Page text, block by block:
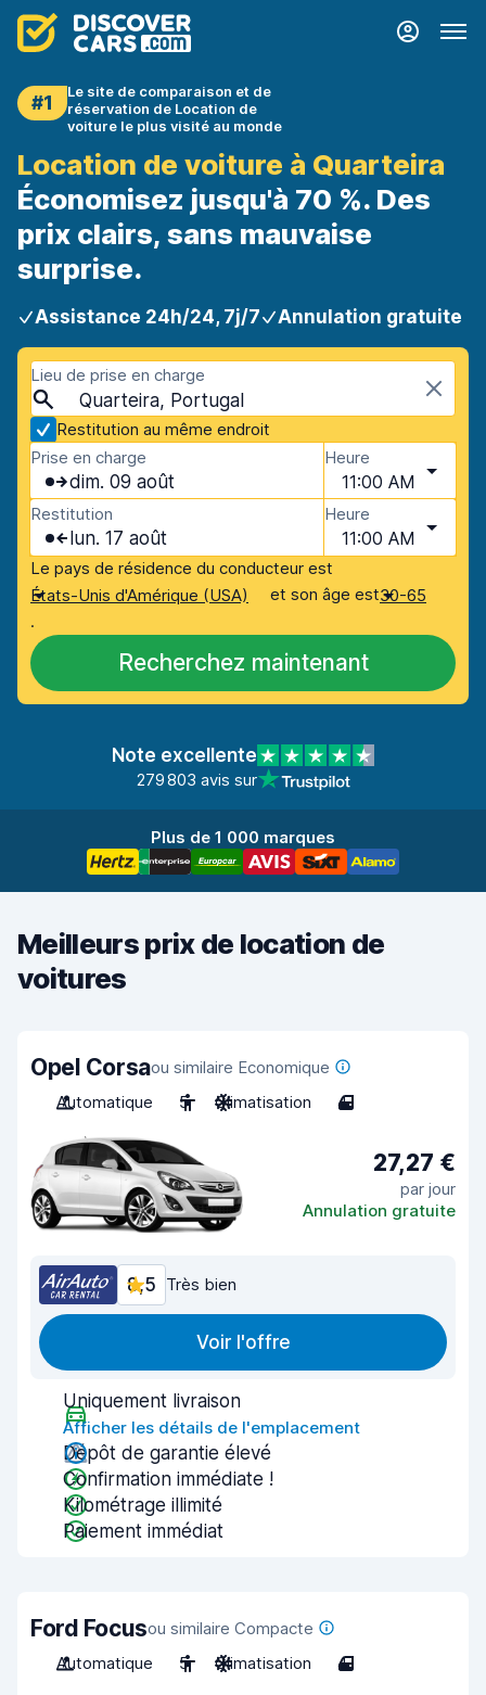
#1
Le site de comparaison et de
réservation de Location de
voiture le plus visité au monde
Location de voiture à Quarteira
Économisez jusqu'à 70 %. Des
prix clairs, sans mauvaise
surprise.
Assistance 24h/24, 7j/7 Annulation gratuite
Lieu de prise en charge
Quarteira, Portugal
Restitution au même endroit
Prise en charge
dim. 09 août
Heure
11:00 AM
Restitution
lun. 17 août
Heure
11:00 AM
Le pays de résidence du conducteur est
États-Unis d'Amérique (USA)
et son âge est30-65
.
Recherchez maintenant
Note excellente
279 803 avis sur
Plus de 1 000 marques
Meilleurs prix de location de
voitures
Opel Corsaou similaire Economique
Automatique
5 Climatisation 4
27,27 €
par jour
Annulation gratuite
8,5 Très bien
Voir l'offre
Uniquement livraison
Afficher les détails de l'emplacement
Dépôt de garantie élevé
Confirmation immédiate !
Kilométrage illimité
Paiement immédiat
Ford Focusou similaire Compacte
Automatique
5 Climatisation 4